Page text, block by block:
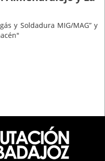
y Soldadura MIG/MAG” y